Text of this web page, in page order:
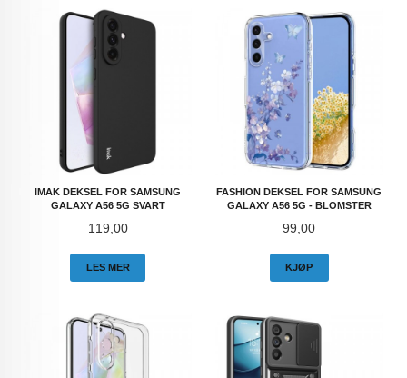
IMAK DEKSEL FOR SAMSUNG
GALAXY A56 5G SVART
Pris
119,00
LES MER
FASHION DEKSEL FOR SAMSUNG
GALAXY A56 5G - BLOMSTER
Pris
99,00
KJØP